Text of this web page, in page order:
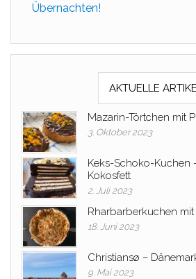
Übernachten!
AKTUELLE
Mazarin-Törtchen mit
3. Oktober 2023
Keks-Schoko-Kuchen
Kokosfett
2. Juli 2023
Rharbarberkuchen mit
18. Juni 2023
Christiansø –
9. Mai 2023